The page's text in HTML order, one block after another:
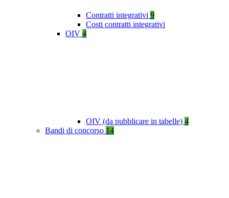
Contratti integrativi 9
Costi contratti integrativi
OIV 4
OIV (da pubblicare in tabelle) 4
Bandi di concorso 14